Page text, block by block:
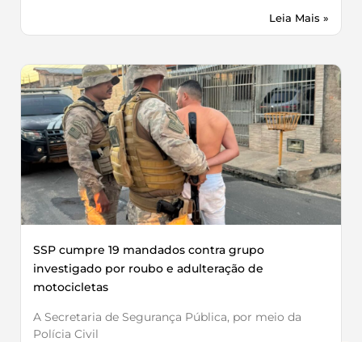
Leia Mais »
SSP cumpre 19 mandados contra grupo
investigado por roubo e adulteração de
motocicletas
A Secretaria de Segurança Pública, por meio da
Polícia Civil